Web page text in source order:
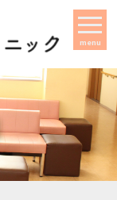
menu